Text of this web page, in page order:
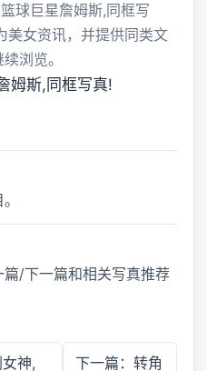
球巨星詹姆斯,同框写
美女资讯，并提供同类文
浏览。
姆斯,同框写真!
/下一篇和相关写真推荐
神,
下一篇：转角